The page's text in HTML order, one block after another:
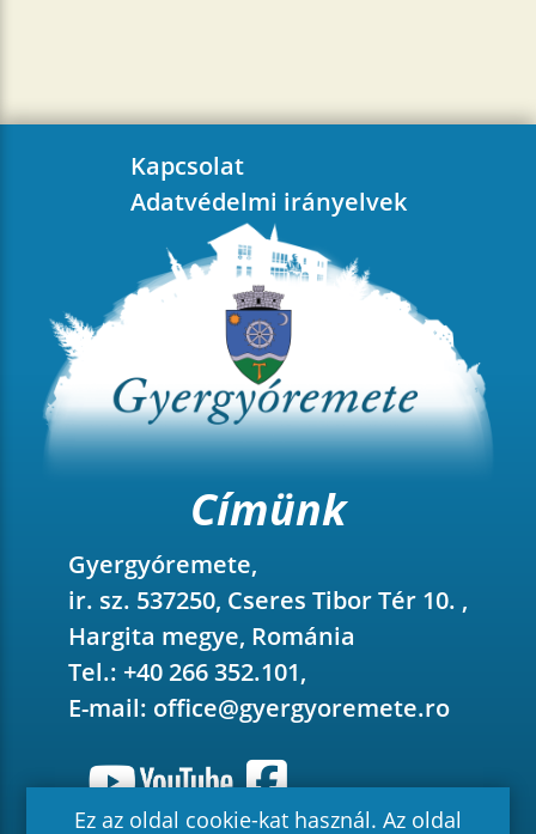
Kapcsolat
Adatvédelmi irányelvek
Címünk
Gyergyóremete,
ir. sz. 537250, Cseres Tibor Tér 10. ,
Hargita megye, Románia
Tel.: +40 266 352.101,
E-mail: office@gyergyoremete.ro
Ez az oldal cookie-kat használ. Az oldal